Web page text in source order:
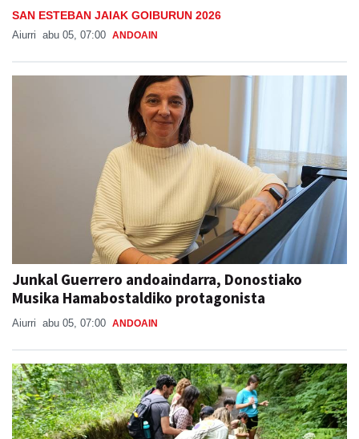
SAN ESTEBAN JAIAK GOIBURUN 2026
Aiurri abu 05, 07:00 ANDOAIN
Junkal Guerrero andoaindarra, Donostiako
Musika Hamabostaldiko protagonista
Aiurri abu 05, 07:00 ANDOAIN